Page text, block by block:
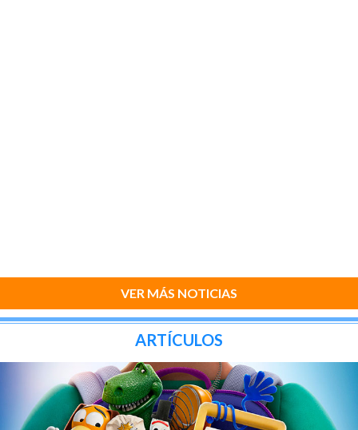
VER MÁS NOTICIAS
ARTÍCULOS